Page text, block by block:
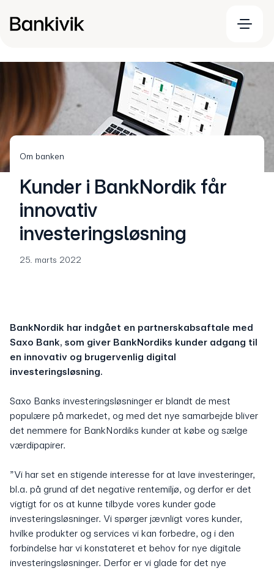
Om banken
Kunder i BankNordik får
innovativ
investeringsløsning
25. marts 2022
BankNordik har indgået en partnerskabsaftale med
Saxo Bank, som giver BankNordiks kunder adgang til
en innovativ og brugervenlig digital
investeringsløsning.
Saxo Banks investeringsløsninger er blandt de mest
populære på markedet, og med det nye samarbejde bliver
det nemmere for BankNordiks kunder at købe og sælge
værdipapirer.
”Vi har set en stigende interesse for at lave investeringer,
bl.a. på grund af det negative rentemiljø, og derfor er det
vigtigt for os at kunne tilbyde vores kunder gode
investeringsløsninger. Vi spørger jævnligt vores kunder,
hvilke produkter og services vi kan forbedre, og i den
forbindelse har vi konstateret et behov for nye digitale
investeringsløsninger. Derfor er vi glade for det nye